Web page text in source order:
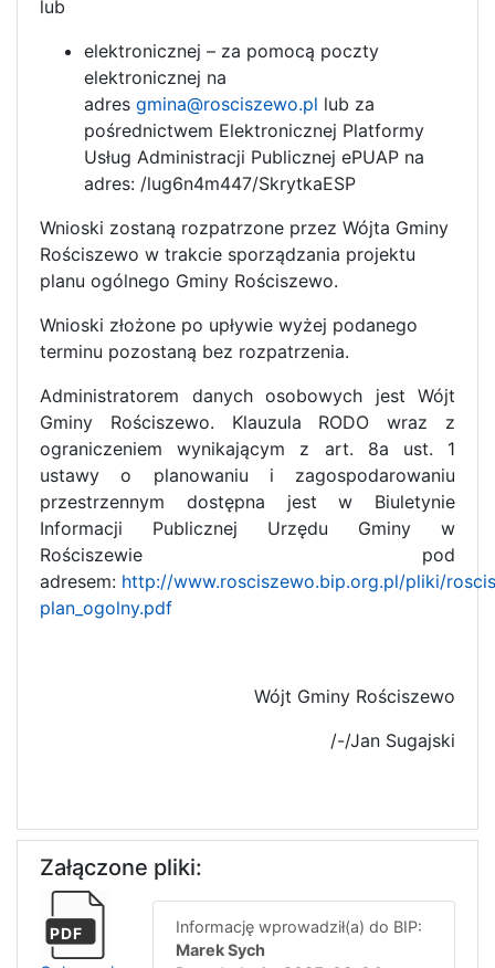
lub
elektronicznej – za pomocą poczty
elektronicznej na
adres gmina@rosciszewo.pl lub za
pośrednictwem Elektronicznej Platformy
Usług Administracji Publicznej ePUAP na
adres: /lug6n4m447/SkrytkaESP
Wnioski zostaną rozpatrzone przez Wójta Gminy
Rościszewo w trakcie sporządzania projektu
planu ogólnego Gminy Rościszewo.
Wnioski złożone po upływie wyżej podanego
terminu pozostaną bez rozpatrzenia.
Administratorem danych osobowych jest Wójt
Gminy Rościszewo. Klauzula RODO wraz z
ograniczeniem wynikającym z art. 8a ust. 1
ustawy o planowaniu i zagospodarowaniu
przestrzennym dostępna jest w Biuletynie
Informacji Publicznej Urzędu Gminy w
Rościszewie pod
adresem: http://www.rosciszewo.bip.org.pl/pliki/
plan_ogolny.pdf
Wójt Gminy Rościszewo
/-/Jan Sugajski
Załączone pliki:
PDF
Informację wprowadził(a) do BIP:
Marek Sych